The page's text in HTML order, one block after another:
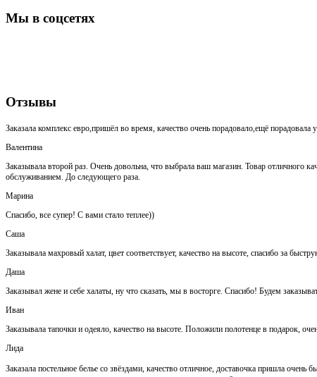
Мы в соцсетях
Отзывы
Заказала комплекс евро,пришёл во время, качество очень порадовало,ещё
Валентина
Заказывала второй раз. Очень довольна, что выбрала ваш магазин. Товар отличного
обслуживанием. До следующего раза.
Марина
Спасибо, все супер! С вами стало теплее))
Саша
Заказывала махровый халат, цвет соответствует, качество на высоте, спасибо за
Даша
Заказывал жене и себе халаты, ну что сказать, мы в восторге. Спасибо! Будем
Иван
Заказывала тапочки и одеяло, качество на высоте. Положили полотенце в подарок,
Лида
Заказала постельное белье со звёздами, качество отличное, доставочка пришла